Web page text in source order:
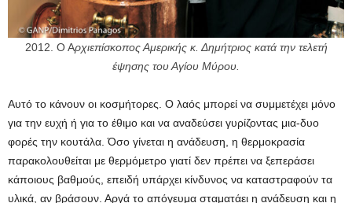
2012. Ο Αρχιεπίσκοπος Αμερικής κ. Δημήτριος κατά την τελετή
έψησης του Αγίου Μύρου.
Αυτό το κάνουν οι κοσμήτορες. Ο λαός μπορεί να συμμετέχει μόνο
για την ευχή ή για το έθιμο και να αναδεύσει γυρίζοντας μια-δυο
φορές την κουτάλα. Όσο γίνεται η ανάδευση, η θερμοκρασία
παρακολουθείται με θερμόμετρο γιατί δεν πρέπει να ξεπεράσει
κάποιους βαθμούς, επειδή υπάρχει κίνδυνος να καταστραφούν τα
υλικά, αν βράσουν. Αργά το απόγευμα σταματάει η ανάδευση και η